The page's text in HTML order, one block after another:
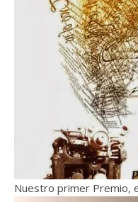
Nuestro primer Premio,